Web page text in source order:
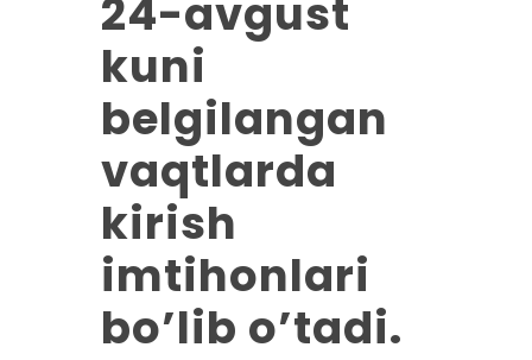
24-avgust
kuni
belgilangan
vaqtlarda
kirish
imtihonlari
bo’lib o’tadi.